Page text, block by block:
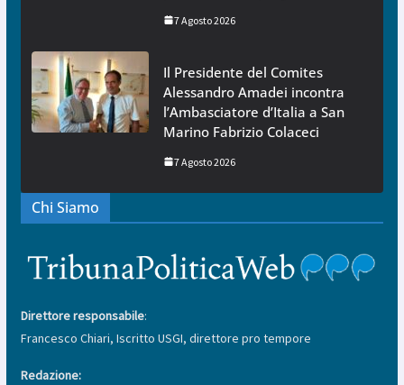
7 Agosto 2026
Il Presidente del Comites
Alessandro Amadei incontra
l’Ambasciatore d’Italia a San
Marino Fabrizio Colaceci
7 Agosto 2026
Chi Siamo
Direttore responsabile:
Francesco Chiari, Iscritto USGI, direttore pro tempore
Redazione: